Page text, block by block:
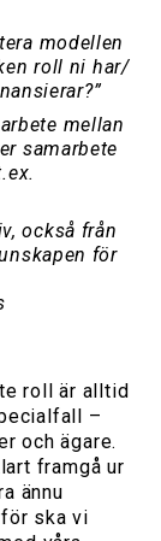
modellen
roll ni har/
mellan
samarbete
också från
för
roll är alltid
–
och ägare.
framgå ur
ännu
ska vi